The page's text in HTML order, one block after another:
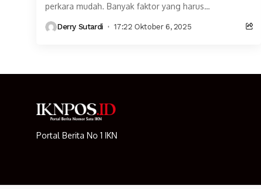
perkara mudah. Banyak faktor yang harus
hingga prospek kerja dan gaji...
Derry Sutardi 17:22 Oktober 6, 2025
Portal Berita No 1 IKN